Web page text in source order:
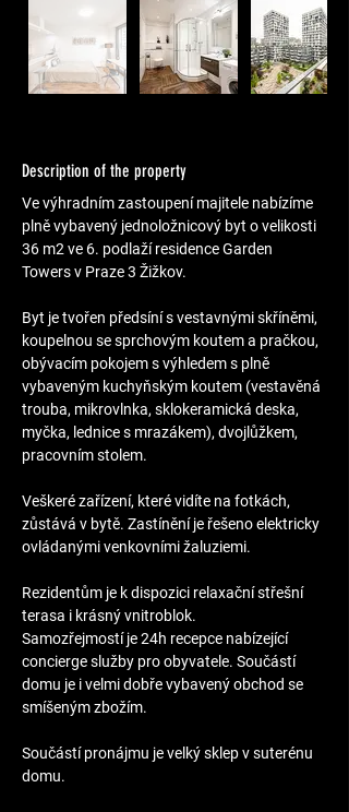
Description of the property
Ve výhradním zastoupení majitele nabízíme
plně vybavený jednoložnicový byt o velikosti
36 m2 ve 6. podlaží residence Garden
Towers v Praze 3 Žižkov.
Byt je tvořen předsíní s vestavnými skříněmi,
koupelnou se sprchovým koutem a pračkou,
obývacím pokojem s výhledem s plně
vybaveným kuchyňským koutem (vestavěná
trouba, mikrovlnka, sklokeramická deska,
myčka, lednice s mrazákem), dvojlůžkem,
pracovním stolem.
Veškeré zařízení, které vidíte na fotkách,
zůstává v bytě. Zastínění je řešeno elektricky
ovládanými venkovními žaluziemi.
Rezidentům je k dispozici relaxační střešní
terasa i krásný vnitroblok.
Samozřejmostí je 24h recepce nabízející
concierge služby pro obyvatele. Součástí
domu je i velmi dobře vybavený obchod se
smíšeným zbožím.
Součástí pronájmu je velký sklep v suterénu
domu.